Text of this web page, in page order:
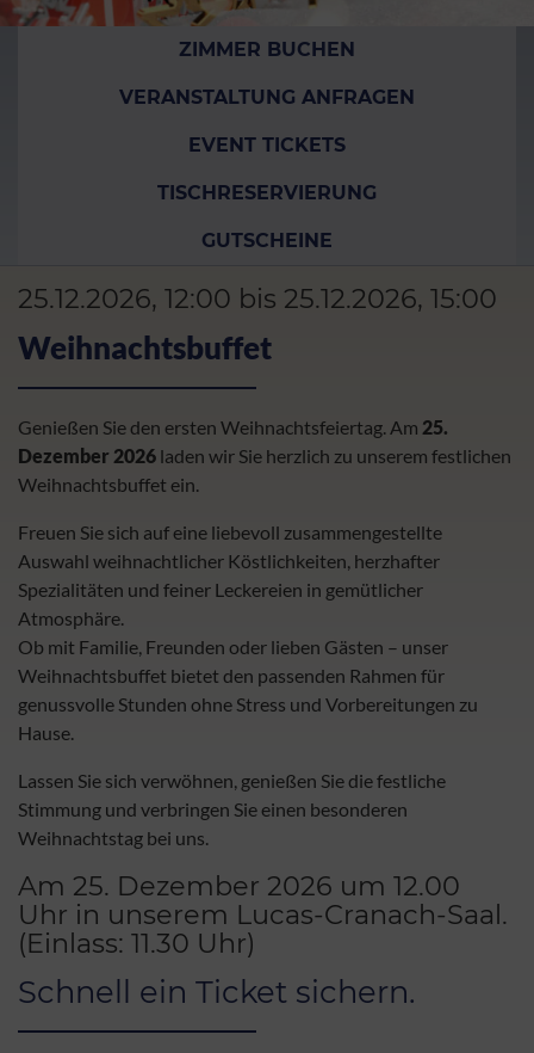
ZIMMER BUCHEN
VERANSTALTUNG ANFRAGEN
EVENT TICKETS
TISCHRESERVIERUNG
GUTSCHEINE
25.12.2026, 12:00 bis 25.12.2026, 15:00
Weihnachtsbuffet
Genießen Sie den ersten Weihnachtsfeiertag. Am 25.
Dezember 2026 laden wir Sie herzlich zu unserem festlichen
Weihnachtsbuffet ein.
Freuen Sie sich auf eine liebevoll zusammengestellte
Auswahl weihnachtlicher Köstlichkeiten, herzhafter
Spezialitäten und feiner Leckereien in gemütlicher
Atmosphäre.
Ob mit Familie, Freunden oder lieben Gästen – unser
Weihnachtsbuffet bietet den passenden Rahmen für
genussvolle Stunden ohne Stress und Vorbereitungen zu
Hause.
Lassen Sie sich verwöhnen, genießen Sie die festliche
Stimmung und verbringen Sie einen besonderen
Weihnachtstag bei uns.
Am 25. Dezember 2026 um 12.00
Uhr in unserem Lucas-Cranach-Saal.
(Einlass: 11.30 Uhr)
Schnell ein Ticket sichern.